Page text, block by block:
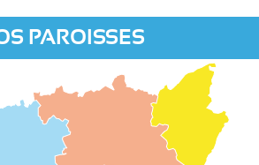
PAROISSES